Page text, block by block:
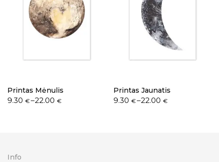
Printas Mėnulis
9.30 €–22.00€
Printas Jaunatis
9.30 €–22.00 €
Info